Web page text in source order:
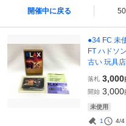
開催中に戻る
●34 FC 未
FT ハドソ
古い 玩具
落札 3,000
開始 3,000
未使用
1 4/4